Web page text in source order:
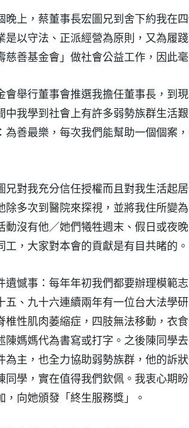
晚上，蔡董事長宏圖兄到舍下約我在
是以守法、正派經營為原則，又為履
慈善基金會」做社會公益工作，因此
會舉行董事會推選我擔任董事長，到
中我學到社會上有許多弱勢族群生活
為善最樂，每次我們能幫助一個個案
兄對我充分信任授權而且對我生活起
除多次到醫院來探視，並將我住所變
動沒有他／她們犧牲週末、假日或夜
，大家對本會的貢獻是有目共睹的。
遺憾事：每年年初我們都要辦理模範
五、九十六連續兩年有一位台大法學
椎性肌肉萎縮症，四肢無法移動，衣
陳媽媽代為書寫或打字。之後陳同學
為主，也全力協助弱勢族群，他的訴
同學，實在值得我們欽佩。我衷心期
向她頒發「終生服務獎」。